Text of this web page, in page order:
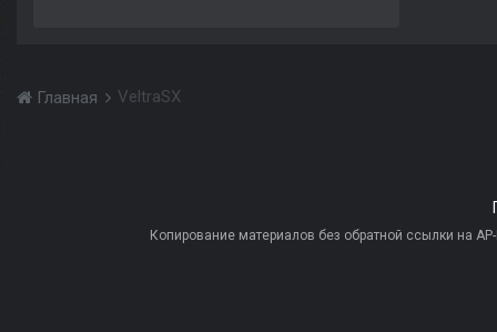
Главная VeltraSX
Копирование материалов без обратной ссылки на